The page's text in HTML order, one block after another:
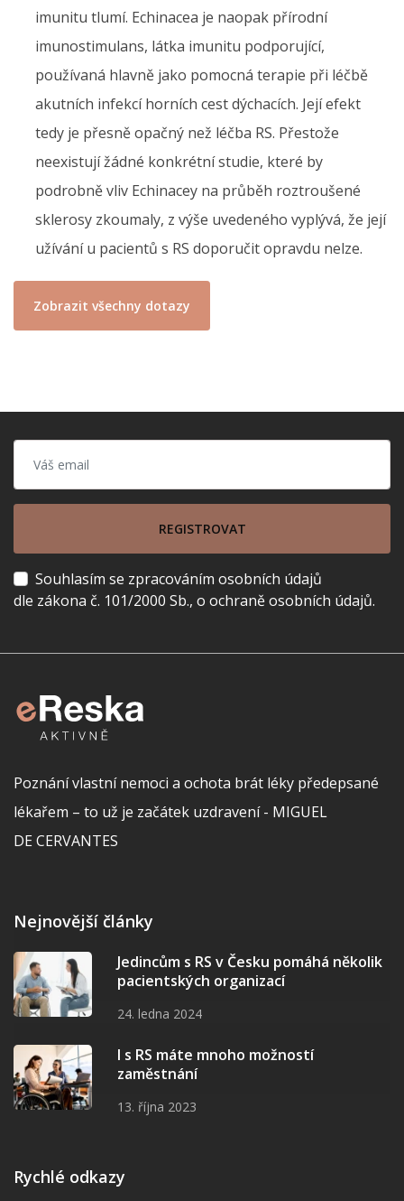
imunitu tlumí. Echinacea je naopak přírodní
imunostimulans, látka imunitu podporující,
používaná hlavně jako pomocná terapie při léčbě
akutních infekcí horních cest dýchacích. Její efekt
tedy je přesně opačný než léčba RS. Přestože
neexistují žádné konkrétní studie, které by
podrobně vliv Echinacey na průběh roztroušené
sklerosy zkoumaly, z výše uvedeného vyplývá, že její
užívání u pacientů s RS doporučit opravdu nelze.
Zobrazit všechny dotazy
REGISTROVAT
Souhlasím se zpracováním osobních údajů
dle zákona č. 101/2000 Sb., o ochraně osobních údajů.
Poznání vlastní nemoci a ochota brát léky předepsané
lékařem – to už je začátek uzdravení - MIGUEL
DE CERVANTES
Nejnovější články
Jedincům s RS v Česku pomáhá několik
pacientských organizací
24. ledna 2024
I s RS máte mnoho možností
zaměstnání
13. října 2023
Rychlé odkazy